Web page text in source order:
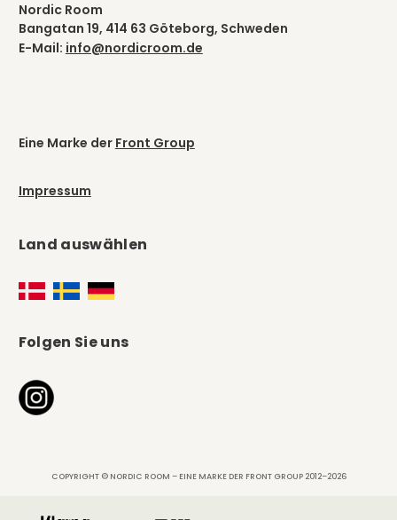
Nordic Room
Bangatan 19, 414 63 Göteborg, Schweden
E-Mail: info@nordicroom.de
Eine Marke der Front Group
Impressum
Land auswählen
Folgen Sie uns
COPYRIGHT © NORDIC ROOM – EINE MARKE DER FRONT GROUP 2012–2026